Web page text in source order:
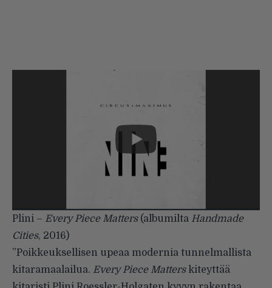
Plini – Every Piece Matters(albumilta Handmade
Cities, 2016)
”Poikkeuksellisen upeaa modernia tunnelmallista
kitaramaalailua. Every Piece Matterskiteyttää